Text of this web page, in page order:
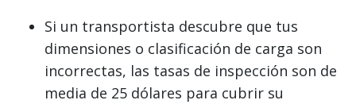
Si un transportista descubre que tus
dimensiones o clasificación de carga son
incorrectas, las tasas de inspección son de
media de 25 dólares para cubrir su